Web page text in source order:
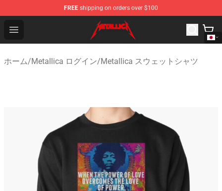
FREE shipping on orders over $100
Open menu
Metallica Store - Official Metallica Merchandise Shop
ホーム/Metallica ログイン/Metallica スウェットシャツ